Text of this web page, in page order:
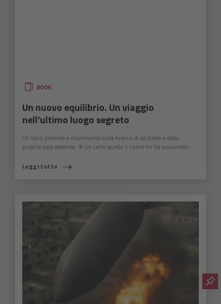
BOOK
Un nuovo equilibrio. Un viaggio
nell’ultimo luogo segreto
Un libro potente e illuminante sulla ricerca di sé stessi e della
propria vera essenza. “A un certo punto il cuore mi ha sussurrato: ...
Leggi tutto